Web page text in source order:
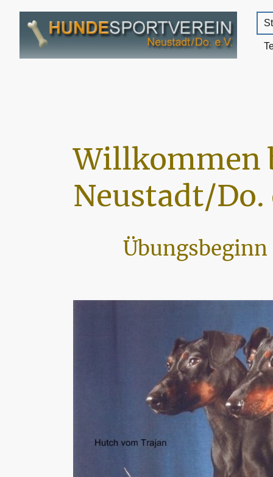
Willkommen
Neustadt/Do.
Übungsbeginn